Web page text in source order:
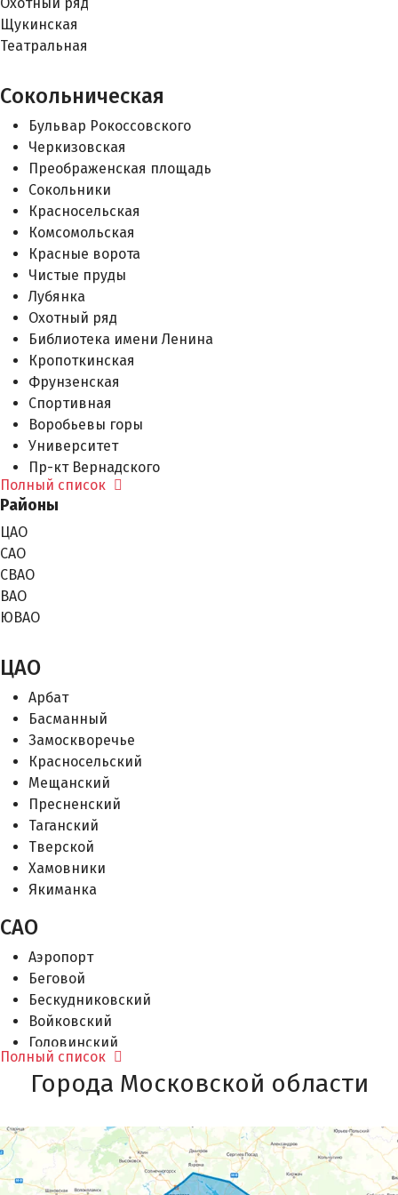
Щукинская
Театральная
Сокольническая
Бульвар Рокоссовского
Черкизовская
Преображенская площадь
Сокольники
Красносельская
Комсомольская
Красные ворота
Чистые пруды
Лубянка
Охотный ряд
Библиотека имени Ленина
Кропоткинская
Фрунзенская
Спортивная
Воробьевы горы
Университет
Пр-кт Вернадского
Юго-Западная
Тропарёво
Филатов Луг
Ольховая
Замоскворецкая
Ховрино
Беломорская
Речной вокзал
Водный стадион
Войковская
Сокол
Аэропорт
Динамо
Белорусская
Маяковская
Тверская
Новокузнецкая
Павелецкая
Автозаводская
Технопарк
Коломенская
Кантемировская
Орехово
Домодедовская
Красногвардейская
Полный список
Районы
ЦАО
САО
СВАО
ВАО
ЮВАО
ЦАО
Арбат
Басманный
Замоскворечье
Красносельский
Мещанский
Пресненский
Таганский
Тверской
Хамовники
Якиманка
САО
Аэропорт
Беговой
Бескудниковский
Войковский
Головинский
Дегунино Восточное
Дегунино Западное
Коптево
Левобережный
Молжаниновский
Полный список
Города Московской области